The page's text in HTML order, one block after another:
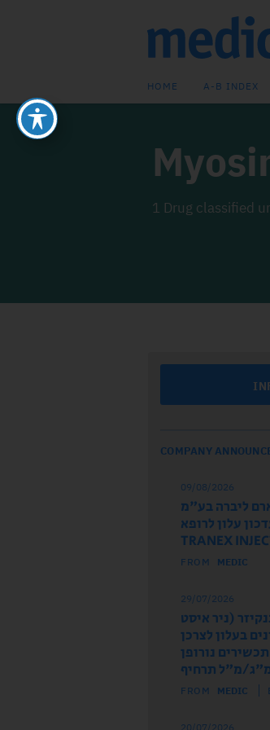
HOME A-B INDEX
1 Drug classified
COMPANY
09/08/2026
ליברה בע"מ
עלון לרופא
FROM MEDIC
29/07/2026
(ניר איסט
בעלון לצרכן
נורופן
FROM MEDIC
20/07/2026